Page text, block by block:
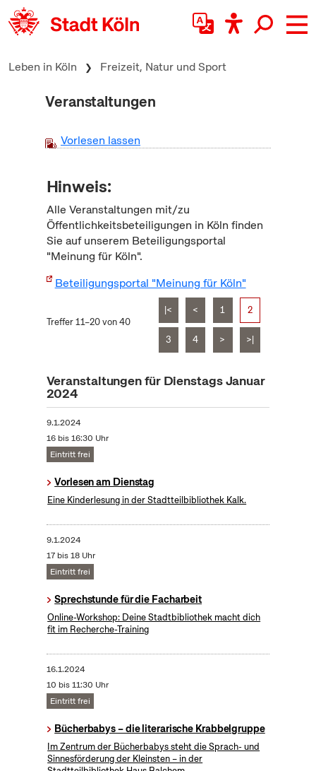
zum Inhalt springen
Leben in Köln Freizeit, Natur und Sport
Veranstaltungen
Vorlesen lassen
Hinweis:
Alle Veranstaltungen mit/zu
Öffentlichkeitsbeteiligungen in Köln finden
Sie auf unserem Beteiligungsportal
"Meinung für Köln".
Beteiligungsportal "Meinung für Köln"
Treffer 11–20 von 40
|< < 1 2
3 4 > >|
Veranstaltungen für Dienstags Januar
2024
9.1.2024
16 bis 16:30 Uhr
Eintritt frei
Vorlesen am Dienstag
Eine Kinderlesung in der Stadtteilbibliothek Kalk.
9.1.2024
17 bis 18 Uhr
Eintritt frei
Sprechstunde für die Facharbeit
Online-Workshop: Deine Stadtbibliothek macht dich
fit im Recherche-Training
16.1.2024
10 bis 11:30 Uhr
Eintritt frei
Bücherbabys – die literarische Krabbelgruppe
Im Zentrum der Bücherbabys steht die Sprach- und
Sinnesförderung der Kleinsten – in der